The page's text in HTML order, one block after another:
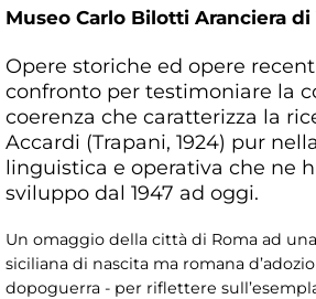
Museo Carlo Bilotti Aranciera
Opere storiche ed opere
confronto per testimoniare la
coerenza che caratterizza la
Accardi (Trapani, 1924) pur
linguistica e operativa che ne
sviluppo dal 1947 ad oggi.
Un omaggio della città di Roma ad
siciliana di nascita ma romana
dopoguerra - per riflettere